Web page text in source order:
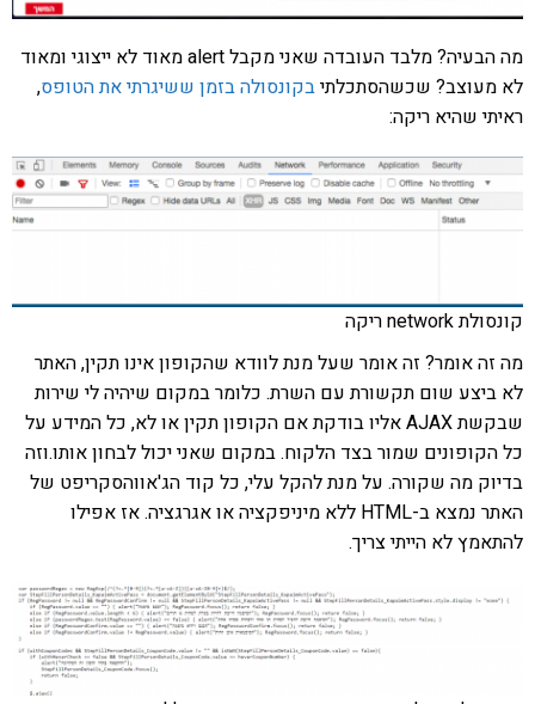
מה הבעיה? מלבד העובדה שאני מקבל alert מאוד לא ייצוגי ומאוד
לא מעוצב? שכשהסתכלתיבקונסולה בזמן ששיגרתי את הטופס,
ראיתי שהיא ריקה:
קונסולת network ריקה
מה זה אומר? זה אומר שעל מנת לוודא שהקופון אינו תקין, האתר
לא ביצע שום תקשורת עם השרת. כלומר במקום שיהיה לי שירות
שבקשת AJAX אליו בודקת אם הקופון תקין או לא, כל המידע על
כל הקופונים שמור בצד הלקוח. במקום שאני יכול לבחון אותו.וזה
בדיוק מה שקורה. על מנת להקל עלי, כל קוד הג'אווהסקריפט של
האתר נמצא ב-HTML ללא מיניפקציה או אגרגציה. אז אפילו
להתאמץ לא הייתי צריך.